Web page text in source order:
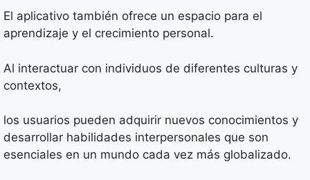
El aplicativo también ofrece un espacio para el
aprendizaje y el crecimiento personal.
Al interactuar con individuos de diferentes culturas y
contextos,
los usuarios pueden adquirir nuevos conocimientos y
desarrollar habilidades interpersonales que son
esenciales en un mundo cada vez más globalizado.